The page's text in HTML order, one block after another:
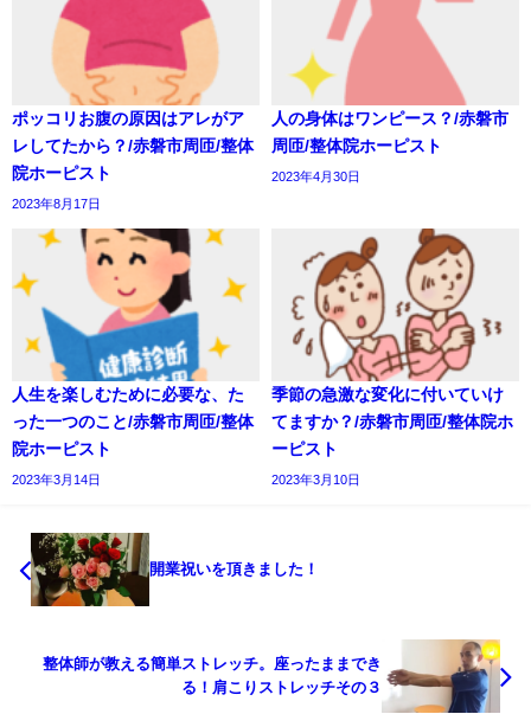
ポッコリお腹の原因はアレがア
レしてたから？/赤磐市周匝/整体
院ホーピスト
2023年8月17日
人の身体はワンピース？/赤磐市
周匝/整体院ホーピスト
2023年4月30日
人生を楽しむために必要な、た
った一つのこと/赤磐市周匝/整体
院ホーピスト
2023年3月14日
季節の急激な変化に付いていけ
てますか？/赤磐市周匝/整体院ホ
ーピスト
2023年3月10日
開業祝いを頂きました！
整体師が教える簡単ストレッチ。座ったままでき
る！肩こりストレッチその３